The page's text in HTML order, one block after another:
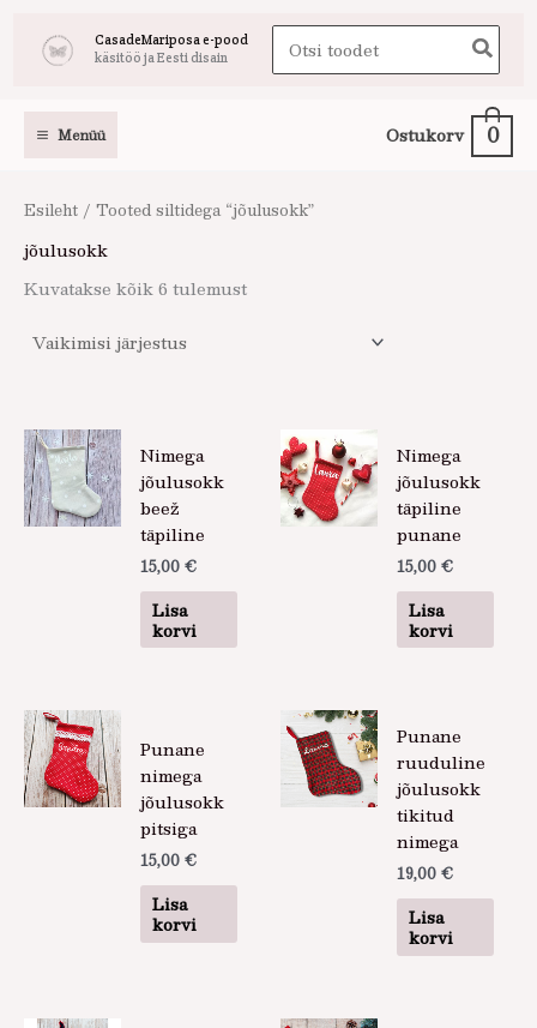
CasadeMariposa e-pood
käsitöö ja Eesti disain
Search
for:
Menüü Ostukorv 0
Esileht / Tooted siltidega “jõulusokk”
jõulusokk
Kuvatakse kõik 6 tulemust
Nimega
jõulusokk
beež
täpiline
15,00 €
Lisa
korvi
Nimega
jõulusokk
täpiline
punane
15,00 €
Lisa
korvi
Punane
nimega
jõulusokk
pitsiga
15,00 €
Lisa
korvi
Punane
ruuduline
jõulusokk
tikitud
nimega
19,00 €
Lisa
korvi